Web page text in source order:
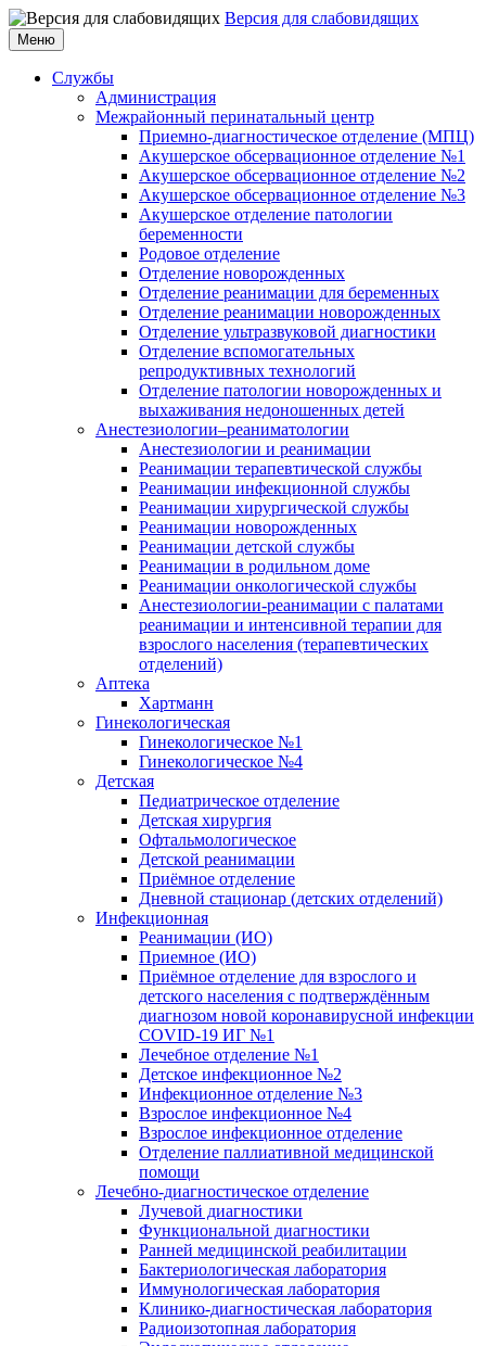
Версия для слабовидящих
Меню
Службы
Администрация
Межрайонный перинатальный центр
Приемно-диагностическое отделение (МПЦ)
Акушерское обсервационное отделение №1
Акушерское обсервационное отделение №2
Акушерское обсервационное отделение №3
Акушерское отделение патологии
беременности
Родовое отделение
Отделение новорожденных
Отделение реанимации для беременных
Отделение реанимации новорожденных
Отделение ультразвуковой диагностики
Отделение вспомогательных
репродуктивных технологий
Отделение патологии новорожденных и
выхаживания недоношенных детей
Анестезиологии–реаниматологии
Анестезиологии и реанимации
Реанимации терапевтической службы
Реанимации инфекционной службы
Реанимации хирургической службы
Реанимации новорожденных
Реанимации детской службы
Реанимации в родильном доме
Реанимации онкологической службы
Анестезиологии-реанимации с палатами
реанимации и интенсивной терапии для
взрослого населения (терапевтических
отделений)
Аптека
Хартманн
Гинекологическая
Гинекологическое №1
Гинекологическое №4
Детская
Педиатрическое отделение
Детская хирургия
Офтальмологическое
Детской реанимации
Приёмное отделение
Дневной стационар (детских отделений)
Инфекционная
Реанимации (ИО)
Приемное (ИО)
Приёмное отделение для взрослого и
детского населения с подтверждённым
диагнозом новой коронавирусной инфекции
COVID-19 ИГ №1
Лечебное отделение №1
Детское инфекционное №2
Инфекционное отделение №3
Взрослое инфекционное №4
Взрослое инфекционное отделение
Отделение паллиативной медицинской
помощи
Лечебно-диагностическое отделение
Лучевой диагностики
Функциональной диагностики
Ранней медицинской реабилитации
Бактериологическая лаборатория
Иммунологическая лаборатория
Клинико-диагностическая лаборатория
Радиоизотопная лаборатория